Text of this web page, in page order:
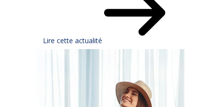
Lire cette actualité